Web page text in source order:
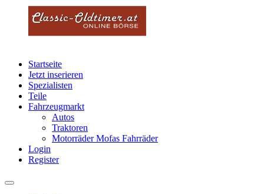
Startseite
Jetzt inserieren
Spezialisten
Teile
Fahrzeugmarkt
Autos
Traktoren
Motorräder Mofas Fahrräder
Login
Register